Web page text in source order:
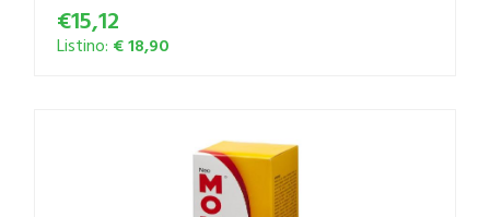
€15,12
Listino: € 18,90